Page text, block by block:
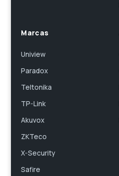
Marcas
Uniview
Paradox
Teltonika
TP-Link
Akuvox
ZKTeco
X-Security
Safire